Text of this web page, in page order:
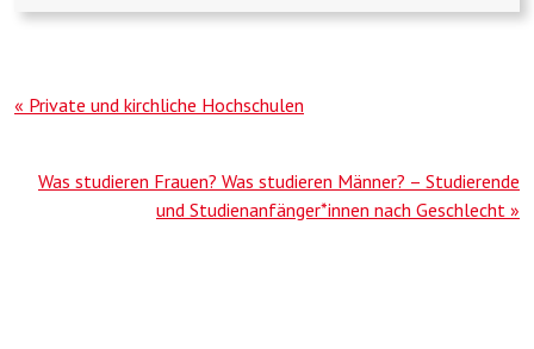
Beitragsnavigation
« Private und kirchliche Hochschulen
Was studieren Frauen? Was studieren Männer? – Studierende
und Studienanfänger*innen nach Geschlecht »